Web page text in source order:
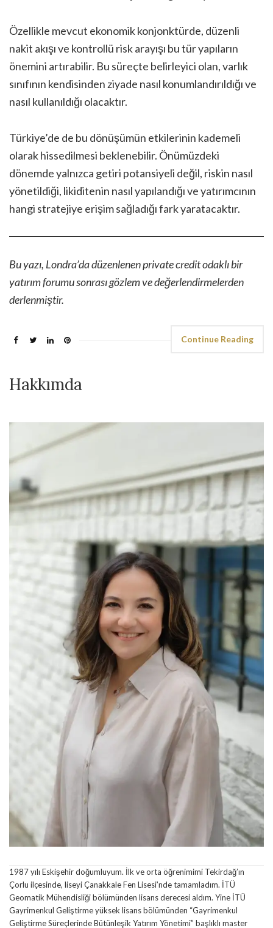
Özellikle mevcut ekonomik konjonktürde, düzenli
nakit akışı ve kontrollü risk arayışı bu tür yapıların
önemini artırabilir. Bu süreçte belirleyici olan, varlık
sınıfının kendisinden ziyade nasıl konumlandırıldığı ve
nasıl kullanıldığı olacaktır.
Türkiye’de de bu dönüşümün etkilerinin kademeli
olarak hissedilmesi beklenebilir. Önümüzdeki
dönemde yalnızca getiri potansiyeli değil, riskin nasıl
yönetildiği, likiditenin nasıl yapılandığı ve yatırımcının
hangi stratejiye erişim sağladığı fark yaratacaktır.
Bu yazı, Londra’da düzenlenen private credit odaklı bir
yatırım forumu sonrası gözlem ve değerlendirmelerden
derlenmiştir.
Continue Reading
Hakkımda
1987 yılı Eskişehir doğumluyum. İlk ve orta öğrenimimi Tekirdağ’ın
Çorlu ilçesinde, liseyi Çanakkale Fen Lisesi’nde tamamladım. İTÜ
Geomatik Mühendisliği bölümünden lisans derecesi aldım. Yine İTÜ
Gayrimenkul Geliştirme yüksek lisans bölümünden “Gayrimenkul
Geliştirme Süreçlerinde Bütünleşik Yatırım Yönetimi” başlıklı master